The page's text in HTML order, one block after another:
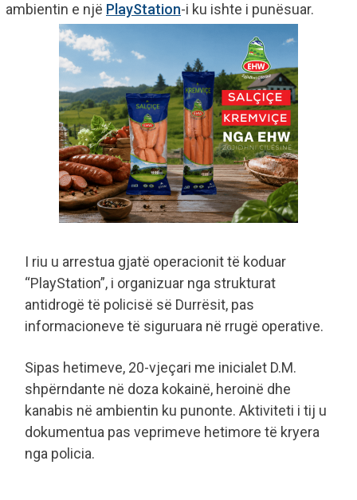
ambientin e një PlayStation-i ku ishte i punësuar.
I riu u arrestua gjatë operacionit të koduar
“PlayStation”, i organizuar nga strukturat
antidrogë të policisë së Durrësit, pas
informacioneve të siguruara në rrugë operative.
Sipas hetimeve, 20-vjeçari me inicialet D.M.
shpërndante në doza kokainë, heroinë dhe
kanabis në ambientin ku punonte. Aktiviteti i tij u
dokumentua pas veprimeve hetimore të kryera
nga policia.